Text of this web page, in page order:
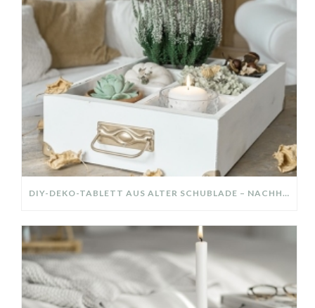
DIY-DEKO-TABLETT AUS ALTER SCHUBLADE – NACHHALTIGE HERBSTDEKO SELBER MACHEN!